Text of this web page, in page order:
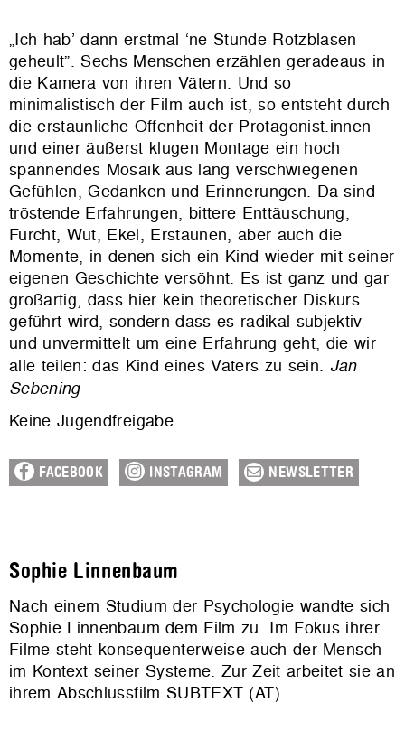
„Ich hab’ dann erstmal ‘ne Stunde Rotzblasen
geheult”. Sechs Menschen erzählen geradeaus in
die Kamera von ihren Vätern. Und so
minimalistisch der Film auch ist, so entsteht durch
die erstaunliche Offenheit der Protagonist.innen
und einer äußerst klugen Montage ein hoch
spannendes Mosaik aus lang verschwiegenen
Gefühlen, Gedanken und Erinnerungen. Da sind
tröstende Erfahrungen, bittere Enttäuschung,
Furcht, Wut, Ekel, Erstaunen, aber auch die
Momente, in denen sich ein Kind wieder mit seiner
eigenen Geschichte versöhnt. Es ist ganz und gar
großartig, dass hier kein theoretischer Diskurs
geführt wird, sondern dass es radikal subjektiv
und unvermittelt um eine Erfahrung geht, die wir
alle teilen: das Kind eines Vaters zu sein. Jan
Sebening
Keine Jugendfreigabe
FACEBOOK INSTAGRAM NEWSLETTER
Sophie Linnenbaum
Nach einem Studium der Psychologie wandte sich
Sophie Linnenbaum dem Film zu. Im Fokus ihrer
Filme steht konsequenterweise auch der Mensch
im Kontext seiner Systeme. Zur Zeit arbeitet sie an
ihrem Abschlussfilm SUBTEXT (AT).